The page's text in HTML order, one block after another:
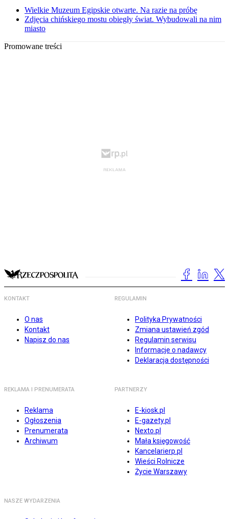
Wielkie Muzeum Egipskie otwarte. Na razie na próbę
Zdjęcia chińskiego mostu obiegły świat. Wybudowali na nim
miasto
Promowane treści
KONTAKT
O nas
Kontakt
Napisz do nas
REGULAMIN
Polityka Prywatności
Zmiana ustawień zgód
Regulamin serwisu
Informacje o nadawcy
Deklaracja dostępności
REKLAMA I PRENUMERATA
Reklama
Ogłoszenia
Prenumerata
Archiwum
PARTNERZY
E-kiosk.pl
E-gazety.pl
Nexto.pl
Mała księgowość
Kancelarierp.pl
Wieści Rolnicze
Życie Warszawy
NASZE WYDARZENIA